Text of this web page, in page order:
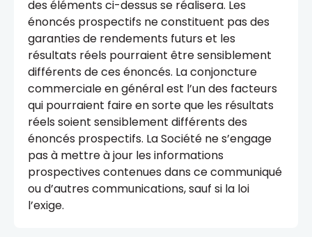
des éléments ci-dessus se réalisera. Les
énoncés prospectifs ne constituent pas des
garanties de rendements futurs et les
résultats réels pourraient être sensiblement
différents de ces énoncés. La conjoncture
commerciale en général est l’un des facteurs
qui pourraient faire en sorte que les résultats
réels soient sensiblement différents des
énoncés prospectifs. La Société ne s’engage
pas à mettre à jour les informations
prospectives contenues dans ce communiqué
ou d’autres communications, sauf si la loi
l’exige.